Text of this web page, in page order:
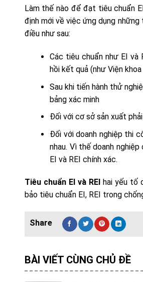
Làm thế nào để đạt tiêu chuẩn
định mới về việc ứng dụng những
điều như sau:
Các tiêu chuẩn như EI
hồi kết quả (như Viện
Sau khi tiến hành thử
bảng xác minh
Đối với cơ sở sản xuất
Đối với doanh nghiệp thi
nhau. Vì thế doanh
EI và REI chính xác.
Tiêu chuẩn EI và REIhai yếu tố
bảo tiêu chuẩn EI, REI trong
BÀI VIẾT CÙNG CHỦ ĐỀ